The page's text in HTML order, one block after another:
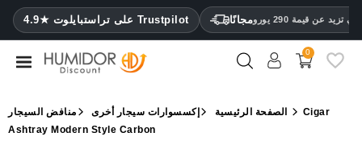
4.9★ على تراستبايلوت Trustpilot مجانًا عن قيمة 290 يورو CATEGORY
مرطب
خزائن
ترطيب
0
الصفحة الرئيسية إكسسوارات سيجار أخرى منافض السيجار
Cigar
Ashtray Modern Style Carbon